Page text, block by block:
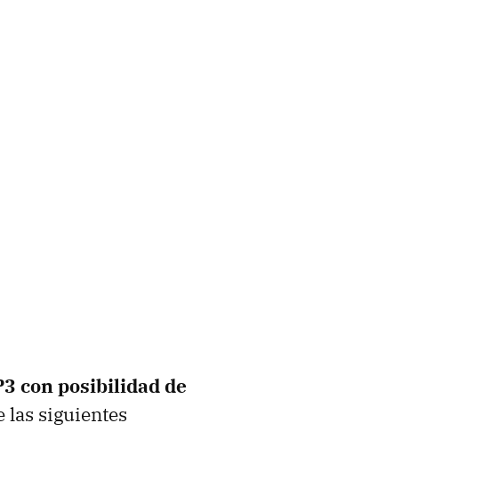
con posibilidad de
las siguientes